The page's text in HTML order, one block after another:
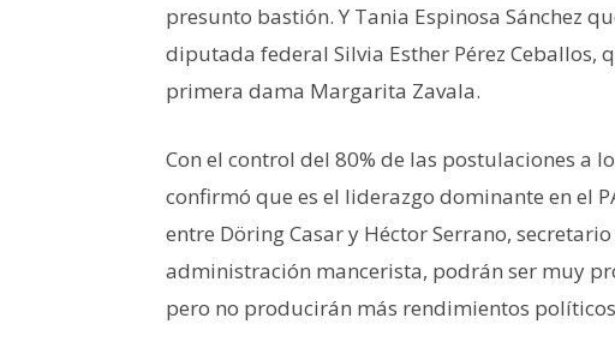
presunto bastión. Y Tania Espinosa Sánchez
diputada federal Silvia Esther Pérez Ceballos,
primera dama Margarita Zavala.
Con el control del 80% de las postulaciones a
confirmó que es el liderazgo dominante en el
entre Döring Casar y Héctor Serrano,
administración mancerista, podrán ser muy
pero no producirán más rendimientos